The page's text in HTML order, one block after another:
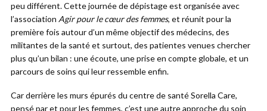
peu différent. Cette journée de dépistage est organisée avec
l’association Agir pour le cœur des femmes, et réunit pour la
première fois autour d’un même objectif des médecins, des
militantes de la santé et surtout, des patientes venues chercher
plus qu’un bilan : une écoute, une prise en compte globale, et un
parcours de soins qui leur ressemble enfin.
Car derrière les murs épurés du centre de santé Sorella Care,
pensé par et pour les femmes, c’est une autre approche du soin